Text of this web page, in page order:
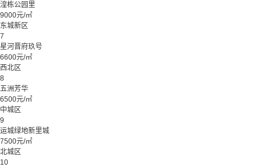
湟栋公园里
9000元/㎡
东城新区
7
星河晋府玖号
6600元/㎡
西北区
8
五洲芳华
6500元/㎡
中城区
9
运城绿地新里城
7500元/㎡
北城区
10